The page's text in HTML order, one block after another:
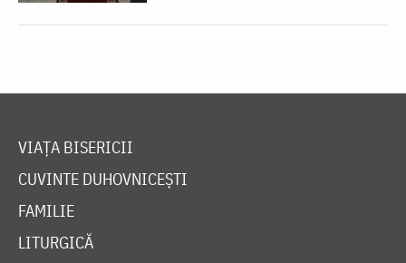
VIAȚA BISERICII
CUVINTE DUHOVNICEȘTI
FAMILIE
LITURGICĂ